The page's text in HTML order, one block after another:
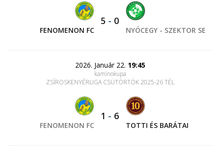
FENOMENON FC
5 - 0
NYÓCEGY - SZEKTOR SE
2026. Január 22. 19:45
kaminokupa
ZSÍROSKENYÉRLIGA CSÜTÖRTÖK 2025-26 TÉL
FENOMENON FC
1 - 6
TOTTI ÉS BARÁTAI